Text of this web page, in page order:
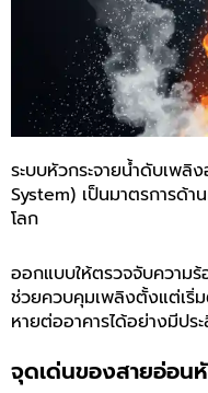
ระบบหัวกระจายน้ำดับเพ
System) เป็นมาตรการด้
โลก
ออกแบบให้ตรวจจับความ
ช่วยควบคุมเพลิงตั้งแต่เริ่
หายต่ออาคารได้อย่างมีปร
จุดเด่นของสายอ่อน